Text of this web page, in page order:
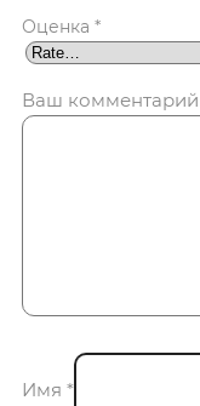
Оценка *
Ваш комментарий
Имя *